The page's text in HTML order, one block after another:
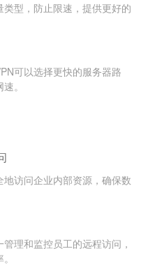
型，防止限速，提供更好的
可以选择更快的服务器路
。
地访问企业内部资源，确保数
理和监控员工的远程访问，